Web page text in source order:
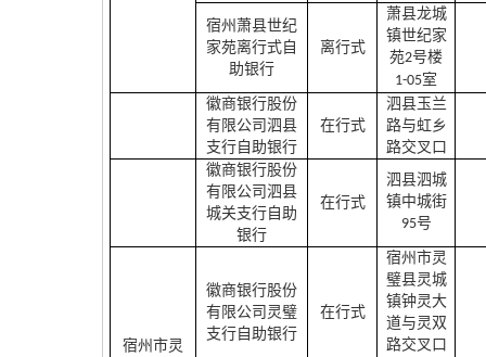
宿州萧县世纪
家苑离行式自
助银行
离行式
萧县龙城
镇世纪家
苑2号楼
1-05室
徽商银行股份
有限公司泗县
支行自助银行
在行式
泗县玉兰
路与虹乡
路交叉口
徽商银行股份
有限公司泗县
城关支行自助
银行
在行式
泗县泗城
镇中城街
95号
宿州市灵
徽商银行股份
有限公司灵璧
支行自助银行
在行式
宿州市灵
璧县灵城
镇钟灵大
道与灵双
路交叉口